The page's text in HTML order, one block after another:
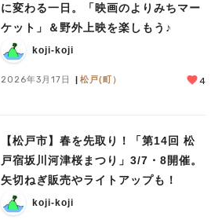
に変わる一日。「映画のよりみちマー
ケット」＆野外上映を楽しもう♪
koji-koji
2026年3月17日 松戸(町） 4
【松戸市】春を先取り！「第14回 松
戸宿坂川河津桜まつり」3/7・8開催。
矢切ねぎ販売やライトアップも！
koji-koji